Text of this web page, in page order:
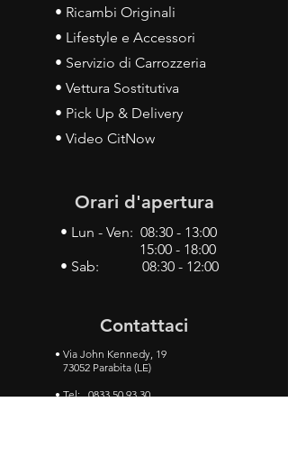
• Ricambi Originali
• Lifestyle e Accessori
• Servizio di Carrozzeria
• Vettura Sostitutiva
• Pick Up & Delivery
• Video CitNow
Orari d'apertura
• Lun - Ven: 08:30 - 13:00
15:00 - 18:00
• Sab: 08:30 - 12:00
Contattaci
• Via John Kennedy, 19
73052 Parabita (LE)
• Tel:0833 50 93 30